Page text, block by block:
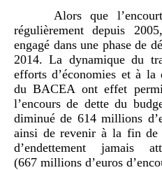
Alors que
régulièrement depuis
engagé dans une phase de
2014. La dynamique du
efforts d’économies et à la
du BACEA ont effet
l’encours de dette du
diminué de 614 millions
ainsi de revenir à la fin de
d’endettement jamais
(667 millions d’euros